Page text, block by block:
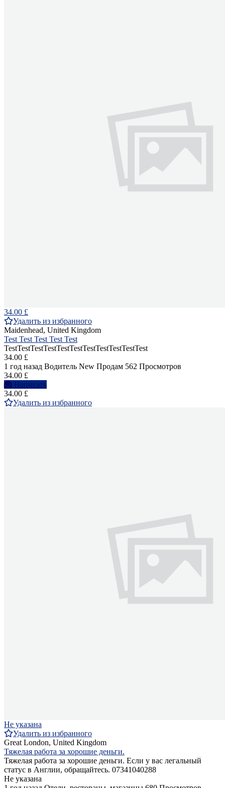
34.00 £
Удалить из избранного
Maidenhead, United Kingdom
Test Test Test Test Test
TestTestTestTestTestTestTestTestTestTestTest
34.00 £
1 год назад Водитель New Продам 562 Просмотров
34.00 £
Написать
34.00 £
Удалить из избранного
Не указана
Удалить из избранного
Great London, United Kingdom
Тяжелая работа за хорошие деньги.
Тяжелая работа за хорошие деньги. Если у вас легальный
статус в Англии, обращайтесь. 07341040288
Не указана